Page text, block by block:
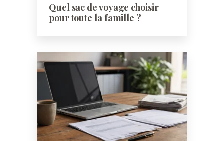
Quel sac de voyage choisir
pour toute la famille ?